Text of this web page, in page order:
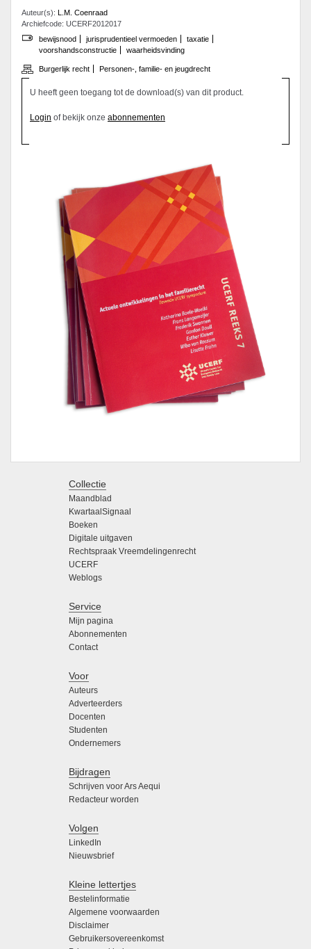
Auteur(s): L.M. Coenraad
Archiefcode: UCERF2012017
bewijsnood
jurisprudentieel vermoeden
taxatie
voorshandsconstructie
waarheidsvinding
Burgerlijk recht Personen-, familie- en jeugdrecht
U heeft geen toegang tot de download(s) van dit product.
Login of bekijk onze abonnementen
Collectie
Maandblad
KwartaalSignaal
Boeken
Digitale uitgaven
Rechtspraak Vreemdelingenrecht
UCERF
Weblogs
Service
Mijn pagina
Abonnementen
Contact
Voor
Auteurs
Adverteerders
Docenten
Studenten
Ondernemers
Bijdragen
Schrijven voor Ars Aequi
Redacteur worden
Volgen
LinkedIn
Nieuwsbrief
Kleine lettertjes
Bestelinformatie
Algemene voorwaarden
Disclaimer
Gebruikersovereenkomst